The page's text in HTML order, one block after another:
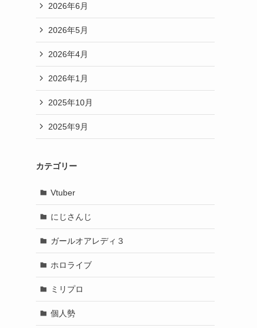
2026年6月
2026年5月
2026年4月
2026年1月
2025年10月
2025年9月
カテゴリー
Vtuber
にじさんじ
ガールオアレディ３
ホロライブ
ミリプロ
個人勢